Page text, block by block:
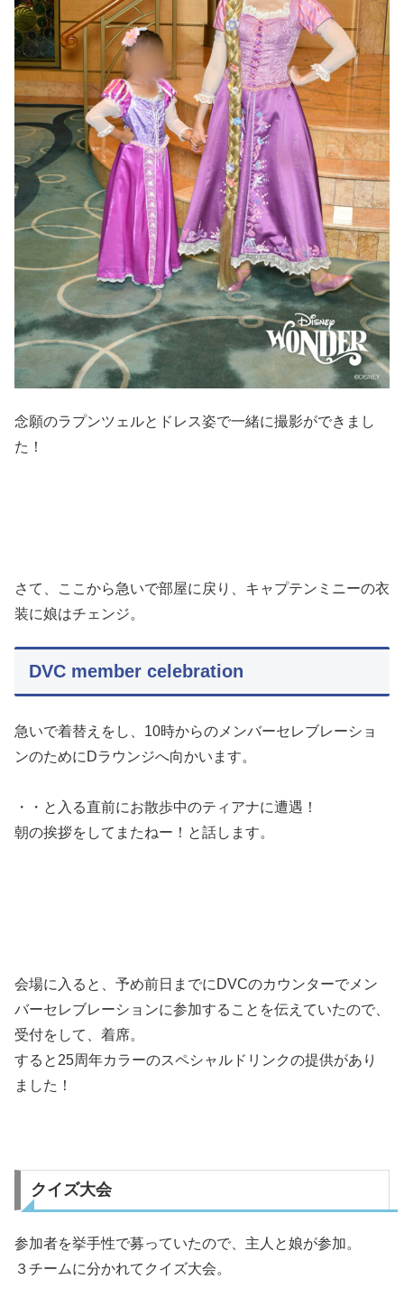
念願のラプンツェルとドレス姿で一緒に撮影ができまし
た！
さて、ここから急いで部屋に戻り、キャプテンミニーの衣
装に娘はチェンジ。
DVC member celebration
急いで着替えをし、10時からのメンバーセレブレーショ
ンのためにDラウンジへ向かいます。
・・と入る直前にお散歩中のティアナに遭遇！
朝の挨拶をしてまたねー！と話します。
会場に入ると、予め前日までにDVCのカウンターでメン
バーセレブレーションに参加することを伝えていたので、
受付をして、着席。
すると25周年カラーのスペシャルドリンクの提供があり
ました！
クイズ大会
参加者を挙手性で募っていたので、主人と娘が参加。
３チームに分かれてクイズ大会。